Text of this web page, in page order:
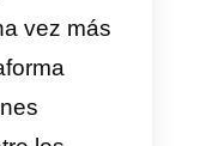
esta idea
empresa
por